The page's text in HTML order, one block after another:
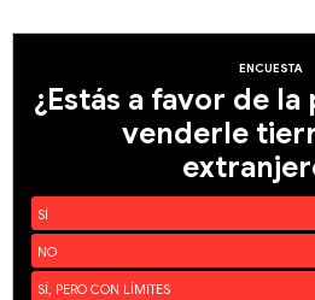
ENCUESTA
¿Estás a favor de
venderle
SÍ
NO
SÍ, PERO CON LÍMITES